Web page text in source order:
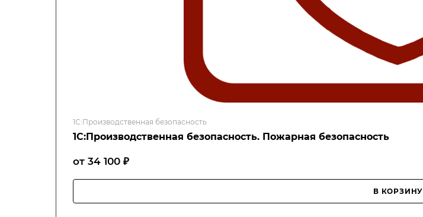
1С:Производственная безопасность
1С:Производственная безопасность. Пожарная безопасность
от 34 100 ₽
В КОРЗИНУ